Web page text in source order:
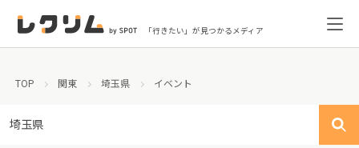
「行きたい」が見つかるメディア
TOP 関東 埼玉県 イベント
埼玉県